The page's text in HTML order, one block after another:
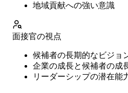
地域貢献への強い意識
面接官の視点
候補者の長期的なビジョ
企業の成長と候補者の成
リーダーシップの潜在能